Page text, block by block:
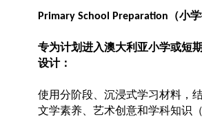
Primary School Preparation （小
专为计划进入澳大利亚小学或短
设计：
使用分阶段、沉浸式学习材料，
文学素养、艺术创意和学科知识（